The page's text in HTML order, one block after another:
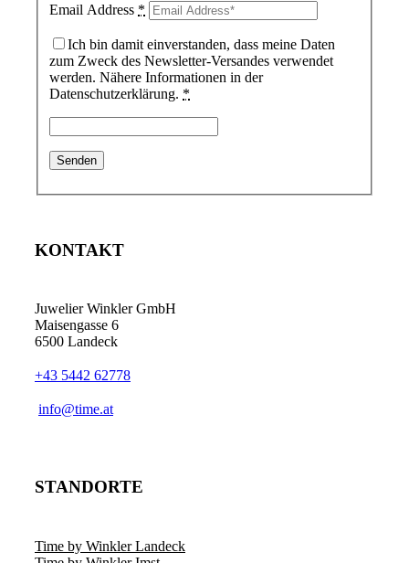
Email Address *
Ich bin damit einverstanden, dass meine Daten
zum Zweck des Newsletter-Versandes verwendet
werden. Nähere Informationen in der
Datenschutzerklärung. *
KONTAKT
Juwelier Winkler GmbH
Maisengasse 6
6500 Landeck
+43 5442 62778
info@time.at
STANDORTE
Time by Winkler Landeck